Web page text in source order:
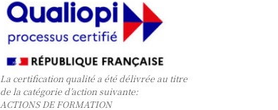
La certification qualité a été délivrée au titre
de la catégorie d’action suivante:
ACTIONS DE FORMATION